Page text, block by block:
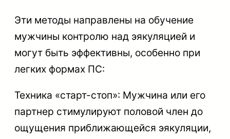
Эти методы направлены на обучение
мужчины контролю над эякуляцией и
могут быть эффективны, особенно при
легких формах ПС:
Техника «старт-стоп»: Мужчина или его
партнер стимулируют половой член до
ощущения приближающейся эякуляции,